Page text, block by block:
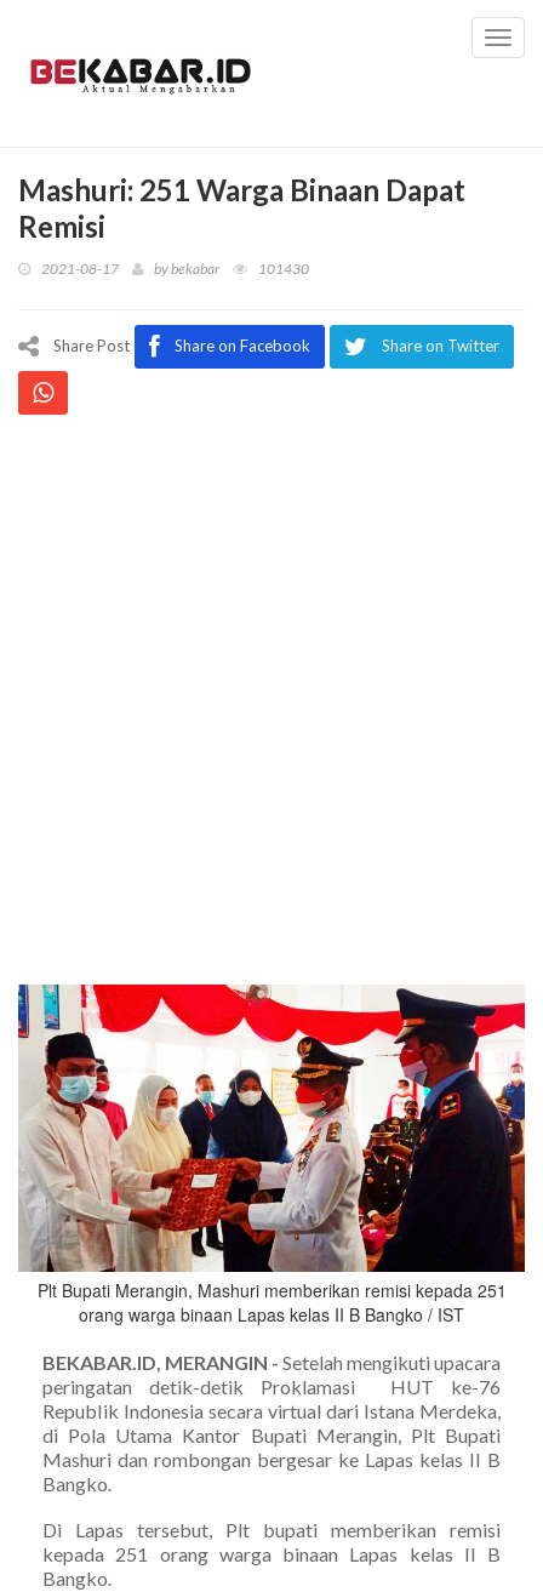
Mashuri: 251 Warga Binaan Dapat
Remisi
2021-08-17 bybekabar 101430
Share Post Share on Facebook Share on Twitter
Plt Bupati Merangin, Mashuri memberikan remisi kepada 251
orang warga binaan Lapas kelas II B Bangko / IST
BEKABAR.ID, MERANGIN - Setelah mengikuti upacara
peringatan detik-detik Proklamasi HUT ke-76
RepubIik Indonesia secara virtual dari Istana Merdeka,
di Pola Utama Kantor Bupati Merangin, Plt Bupati
Mashuri dan rombongan bergesar ke Lapas kelas II B
Bangko.
Di Lapas tersebut, Plt bupati memberikan remisi
kepada 251 orang warga binaan Lapas kelas II B
Bangko.